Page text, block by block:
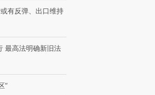
育部长拱下台
】寻找100种
活方式·第三对
有反弹、出口维持
最高法明确新旧法
”